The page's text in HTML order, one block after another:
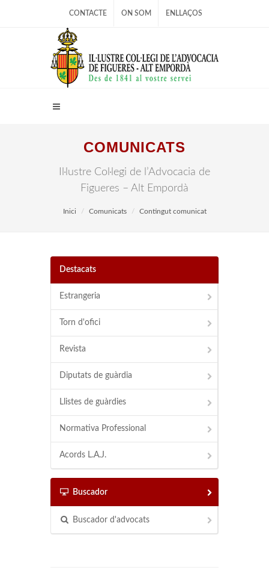
CONTACTE ON SOM ENLLAÇOS
COMUNICATS
Il·lustre Col·legi de l’Advocacia de
Figueres – Alt Empordà
Inici Comunicats Contingut comunicat
Destacats
Estrangeria
Torn d'ofici
Revista
Diputats de guàrdia
Llistes de guàrdies
Normativa Professional
Acords L.A.J.
Buscador
Buscador d'advocats